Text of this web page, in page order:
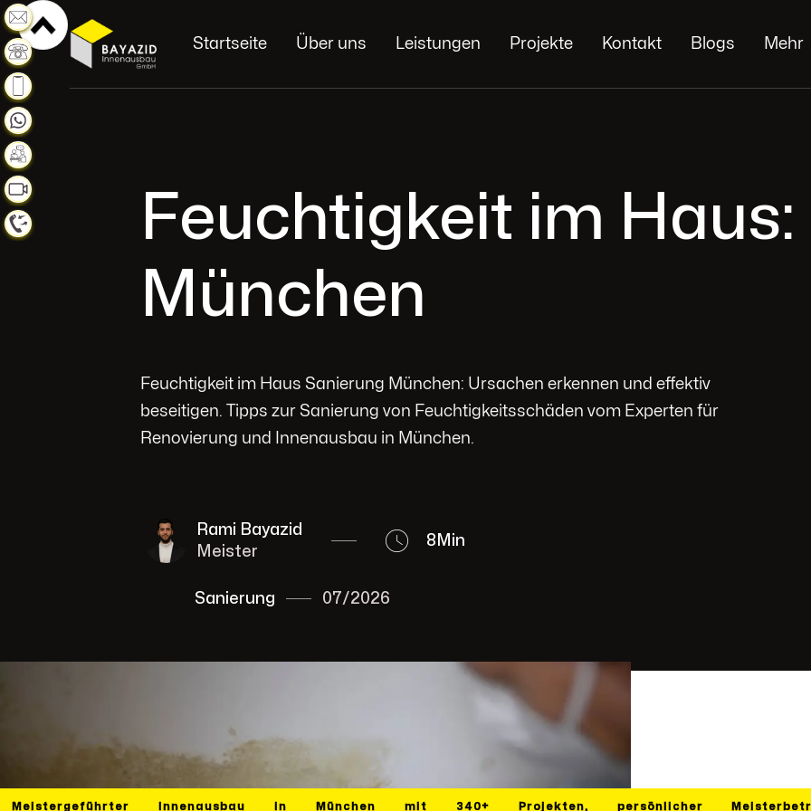
Startseite Über uns Leistungen Projekte Kontakt Blogs Mehr
Feuchtigkeit im
München
Feuchtigkeit im Haus Sanierung München: Ursachen erkennen und effektiv
beseitigen. Tipps zur Sanierung von Feuchtigkeitsschäden vom Experten für
Renovierung und Innenausbau in München.
Rami Bayazid
Meister
8 Min
Sanierung 07/2026
Meistergeführter Innenausbau in München mit 340+ Projekten, persönlicher
Weiterlesen
Weiterlesen
Weiterlesen
Weiterlesen
Weiterlesen
Weiterlesen
Weiterlesen